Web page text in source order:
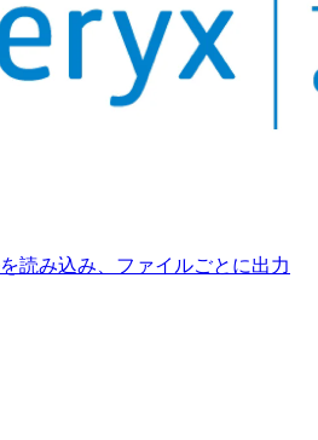
読み込み、ファイルごとに出力